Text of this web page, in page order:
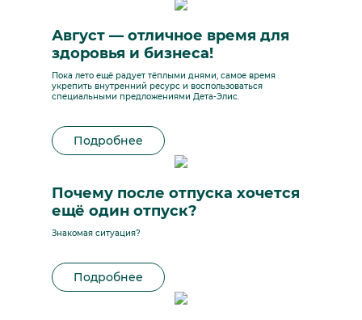
Август — отличное время для
здоровья и бизнеса!
Пока лето ещё радует тёплыми днями, самое время
укрепить внутренний ресурс и воспользоваться
специальными предложениями Дета-Элис.
Подробнее
Почему после отпуска хочется
ещё один отпуск?
Знакомая ситуация?
Подробнее